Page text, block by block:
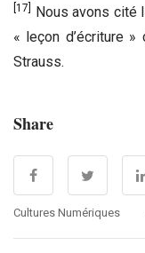
[17]
Nous avons cité
« leçon d’écriture »
Strauss.
Share
Cultures Numériques